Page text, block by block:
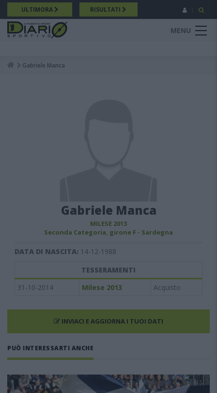
Salta
al
contenuto
principale
ULTIMORA RISULTATI
MENU
Breadcrumb
Gabriele Manca
Gabriele Manca
MILESE 2013
Seconda Categoria, girone F - Sardegna
DATA DI NASCITA: 14-12-1988
TESSERAMENTI
31-10-2014
Milese 2013 Acquisto
INVIACI E AGGIORNA I TUOI DATI
PUÒ INTERESSARTI ANCHE